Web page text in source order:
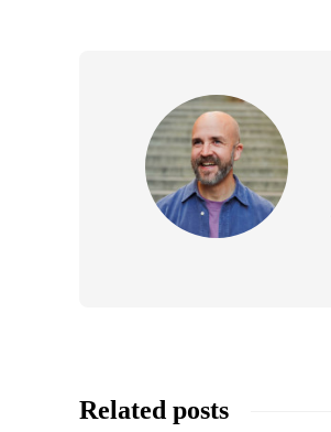
Related posts